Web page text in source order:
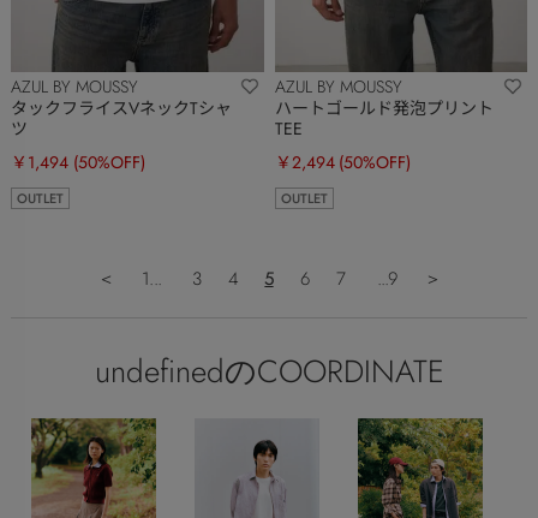
AZUL BY MOUSSY
タックフライスVネックTシャ
ツ
￥1,494 (50%OFF)
OUTLET
AZUL BY MOUSSY
ハートゴールド発泡プリント
TEE
￥2,494 (50%OFF)
OUTLET
＜ 1... 3 4 5 6 7 ...9 ＞
undefinedのCOORDINATE